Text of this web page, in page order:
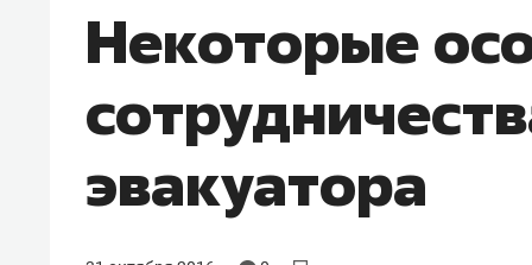
Некоторые
эвакуатора
Василь Мазитов
МАРТ
«Не зная местных
потерять минимум
полгода»